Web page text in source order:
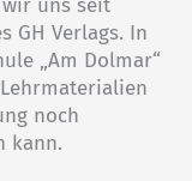
uns seit
GH Verlags. In
„Am Dolmar“
noch
kann.